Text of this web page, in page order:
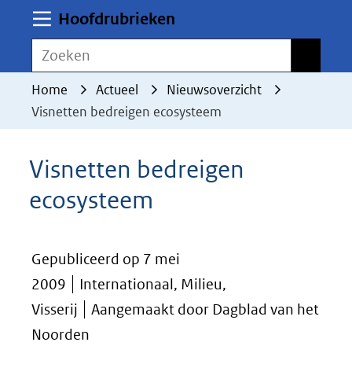
worden
toegestaan
geweigerd.
Hoofdrubrieken
Zoeken
Home Actueel
Nieuwsoverzicht
Visnetten bedreigen ecosysteem
Visnetten bedreigen
ecosysteem
Gepubliceerd op 7 mei
2009
Internationaal, Milieu,
Visserij
Aangemaakt door Dagblad van het
Noorden